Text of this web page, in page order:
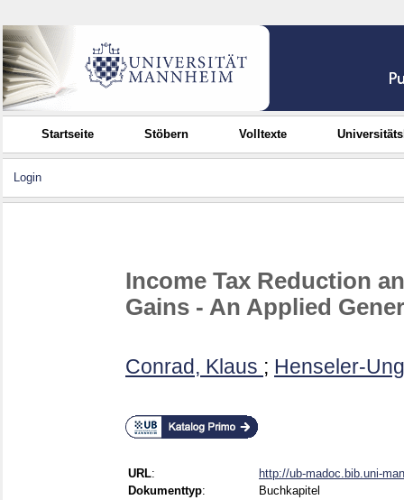
Startseite Stöbern Volltexte
Login
Income Tax Reduction
Gains - An Applied
Conrad, Klaus ; Henseler-
URL:
http://ub-madoc.bib.uni-
Dokumenttyp:
Buchkapitel